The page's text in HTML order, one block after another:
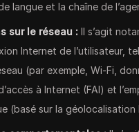
langue et la chaîne de
sur le réseau :Il s’agit
Internet de l’utilisateur,
(par exemple, Wi-Fi,
à Internet (FAI) et
(basé sur la géolocalisation